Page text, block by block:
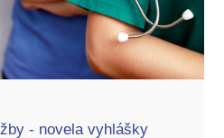
- novela vyhlášky